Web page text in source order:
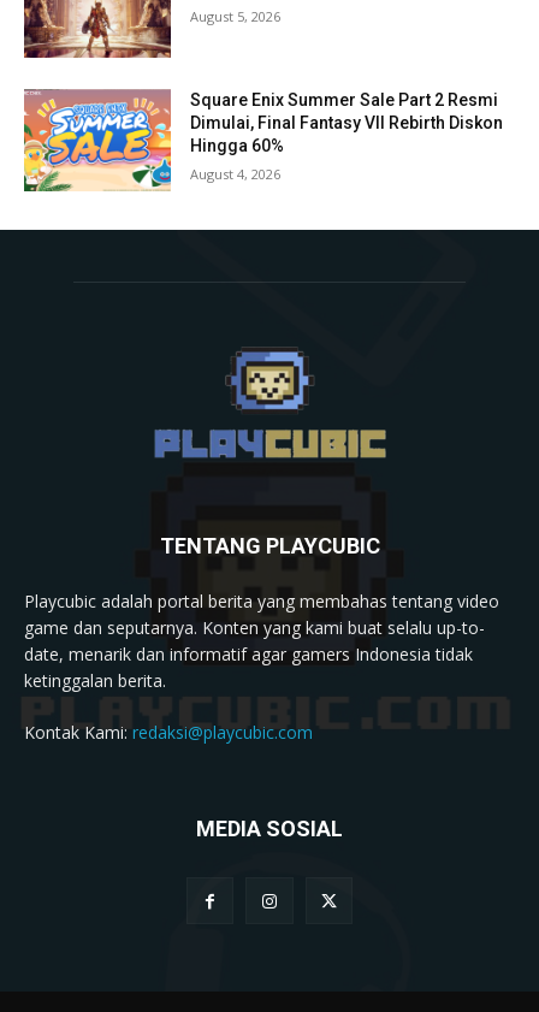
August 5, 2026
Square Enix Summer Sale Part 2 Resmi
Dimulai, Final Fantasy VII Rebirth Diskon
Hingga 60%
August 4, 2026
TENTANG PLAYCUBIC
Playcubic adalah portal berita yang membahas tentang video
game dan seputarnya. Konten yang kami buat selalu up-to-
date, menarik dan informatif agar gamers Indonesia tidak
ketinggalan berita.
Kontak Kami:redaksi@playcubic.com
MEDIA SOSIAL